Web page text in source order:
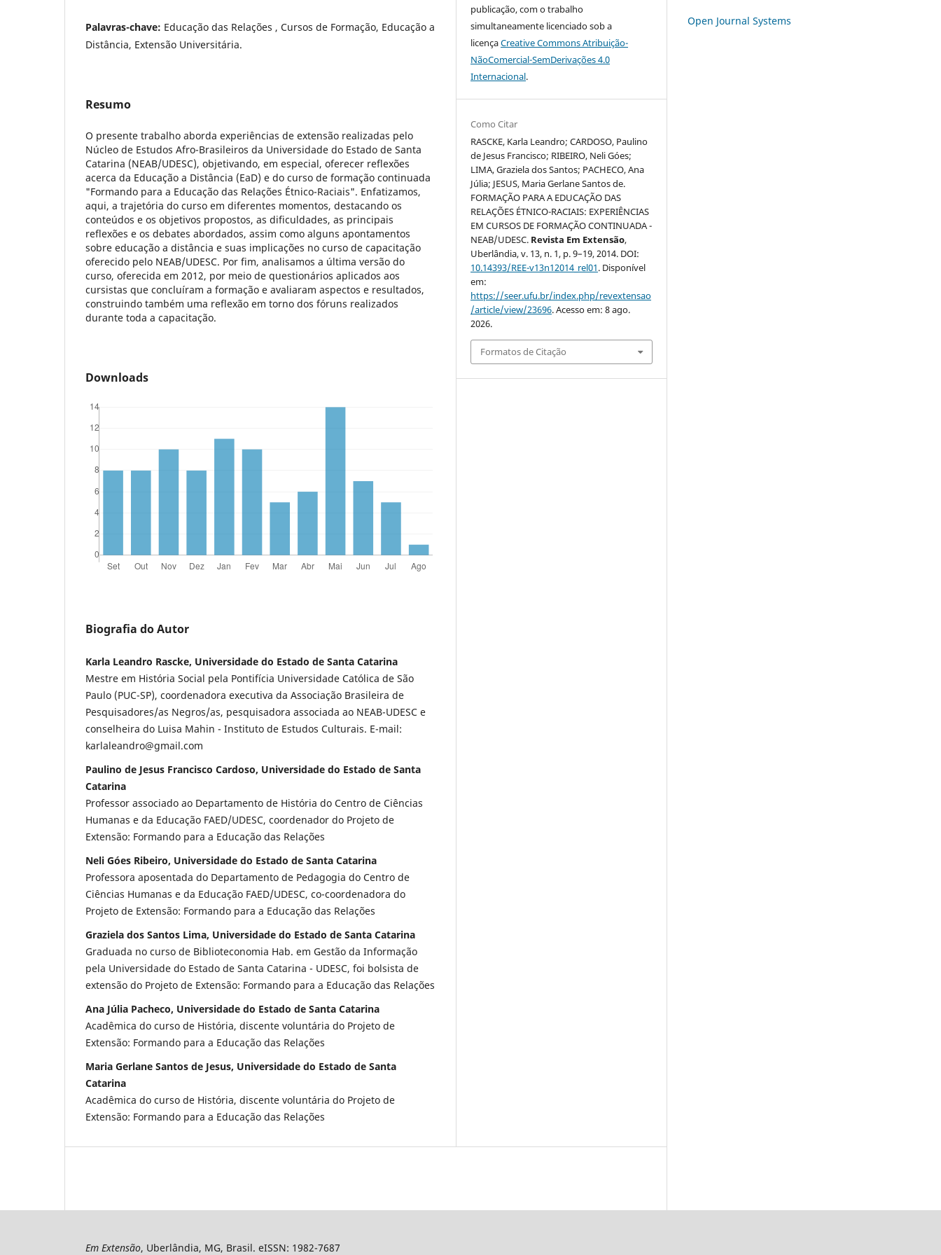
Palavras-chave: Educação das Relações , Cursos de Formação, Educação a
Distância, Extensão Universitária.
Resumo
O presente trabalho aborda experiências de extensão realizadas pelo
Núcleo de Estudos Afro-Brasileiros da Universidade do Estado de Santa
Catarina (NEAB/UDESC), objetivando, em especial, oferecer reflexões
acerca da Educação a Distância (EaD) e do curso de formação continuada
"Formando para a Educação das Relações Étnico-Raciais". Enfatizamos,
aqui, a trajetória do curso em diferentes momentos, destacando os
conteúdos e os objetivos propostos, as dificuldades, as principais
reflexões e os debates abordados, assim como alguns apontamentos
sobre educação a distância e suas implicações no curso de capacitação
oferecido pelo NEAB/UDESC. Por fim, analisamos a última versão do
curso, oferecida em 2012, por meio de questionários aplicados aos
cursistas que concluíram a formação e avaliaram aspectos e resultados,
construindo também uma reflexão em torno dos fóruns realizados
durante toda a capacitação.
Downloads
Biografia do Autor
Karla Leandro Rascke, Universidade do Estado de Santa Catarina
Mestre em História Social pela Pontifícia Universidade Católica de São
Paulo (PUC-SP), coordenadora executiva da Associação Brasileira de
Pesquisadores/as Negros/as, pesquisadora associada ao NEAB-UDESC e
conselheira do Luisa Mahin - Instituto de Estudos Culturais. E-mail:
karlaleandro@gmail.com
Paulino de Jesus Francisco Cardoso, Universidade do Estado de Santa
Catarina
Professor associado ao Departamento de História do Centro de Ciências
Humanas e da Educação FAED/UDESC, coordenador do Projeto de
Extensão: Formando para a Educação das Relações
Neli Góes Ribeiro, Universidade do Estado de Santa Catarina
Professora aposentada do Departamento de Pedagogia do Centro de
Ciências Humanas e da Educação FAED/UDESC, co-coordenadora do
Projeto de Extensão: Formando para a Educação das Relações
Graziela dos Santos Lima, Universidade do Estado de Santa Catarina
Graduada no curso de Biblioteconomia Hab. em Gestão da Informação
pela Universidade do Estado de Santa Catarina - UDESC, foi bolsista de
extensão do Projeto de Extensão: Formando para a Educação das Relações
Ana Júlia Pacheco, Universidade do Estado de Santa Catarina
Acadêmica do curso de História, discente voluntária do Projeto de
Extensão: Formando para a Educação das Relações
Maria Gerlane Santos de Jesus, Universidade do Estado de Santa
Catarina
Acadêmica do curso de História, discente voluntária do Projeto de
Extensão: Formando para a Educação das Relações
publicação, com o trabalho
simultaneamente licenciado sob a
licençaCreative Commons Atribuição-
NãoComercial-SemDerivações 4.0
Internacional.
Como Citar
RASCKE, Karla Leandro; CARDOSO, Paulino
de Jesus Francisco; RIBEIRO, Neli Góes;
LIMA, Graziela dos Santos; PACHECO, Ana
Júlia; JESUS, Maria Gerlane Santos de.
FORMAÇÃO PARA A EDUCAÇÃO DAS
RELAÇÕES ÉTNICO-RACIAIS: EXPERIÊNCIAS
EM CURSOS DE FORMAÇÃO CONTINUADA -
NEAB/UDESC. Revista Em Extensão,
Uberlândia, v. 13, n. 1, p. 9–19, 2014. DOI:
10.14393/REE-v13n12014_rel01. Disponível
em:
https://seer.ufu.br/index.php/revextensao
/article/view/23696. Acesso em: 8 ago.
2026.
Formatos de Citação
Open Journal Systems
Em Extensão, Uberlândia, MG, Brasil. eISSN: 1982-7687